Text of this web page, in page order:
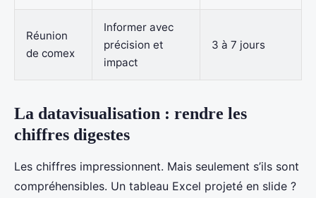
Réunion
de comex
Informer avec
précision et
impact
3 à 7 jours
La datavisualisation : rendre les
chiffres digestes
Les chiffres impressionnent. Mais seulement s’ils sont
compréhensibles. Un tableau Excel projeté en slide ?